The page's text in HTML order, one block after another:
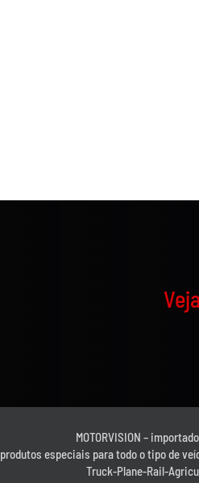
MOTORVISION –
produtos especiais para todo o tipo de
Truck-Plane-Rail-